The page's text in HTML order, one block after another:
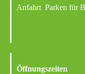
Anfahrt Parken für
Öffnungszeiten